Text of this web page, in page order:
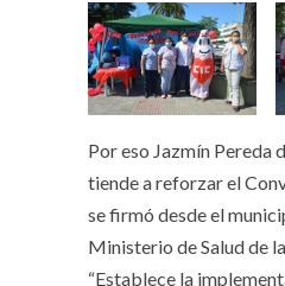
Por eso Jazmín Pereda
tiende a reforzar el
se firmó desde el
Ministerio de Salud de
“Establece la